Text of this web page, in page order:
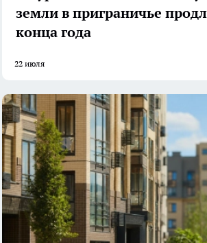
земли в приграничье
конца года
22 июля